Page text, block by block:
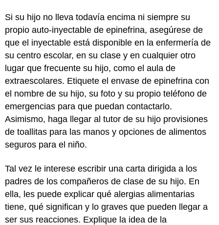
Si su hijo no lleva todavía encima ni siempre su
propio auto-inyectable de epinefrina, asegúrese de
que el inyectable está disponible en la enfermería de
su centro escolar, en su clase y en cualquier otro
lugar que frecuente su hijo, como el aula de
extraescolares. Etiquete el envase de epinefrina con
el nombre de su hijo, su foto y su propio teléfono de
emergencias para que puedan contactarlo.
Asimismo, haga llegar al tutor de su hijo provisiones
de toallitas para las manos y opciones de alimentos
seguros para el niño.
Tal vez le interese escribir una carta dirigida a los
padres de los compañeros de clase de su hijo. En
ella, les puede explicar qué alergias alimentarias
tiene, qué significan y lo graves que pueden llegar a
ser sus reacciones. Explique la idea de la